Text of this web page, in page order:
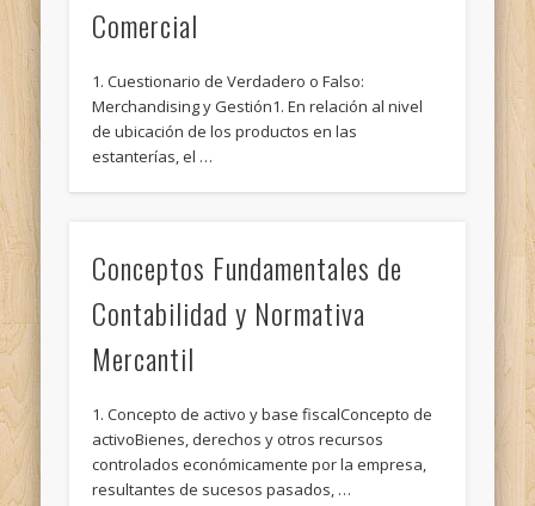
Comercial
1. Cuestionario de Verdadero o Falso:
Merchandising y Gestión1. En relación al nivel
de ubicación de los productos en las
estanterías, el …
Conceptos Fundamentales de
Contabilidad y Normativa
Mercantil
1. Concepto de activo y base fiscalConcepto de
activoBienes, derechos y otros recursos
controlados económicamente por la empresa,
resultantes de sucesos pasados, …